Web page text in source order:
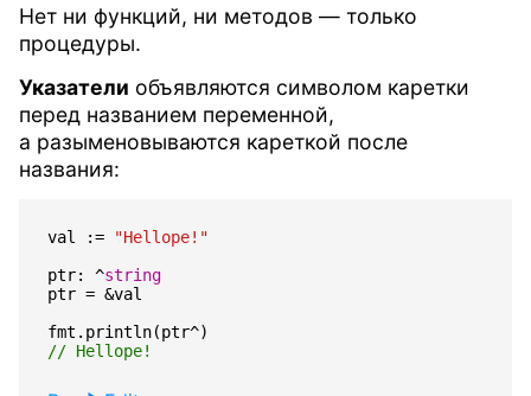
Нет ни функций, ни методов — только
процедуры.
Указатели объявляются символом каретки
перед названием переменной,
а разыменовываются кареткой после
названия:
val :=
"Hellope!"
ptr: ^string
ptr = &val
fmt . println(ptr^)